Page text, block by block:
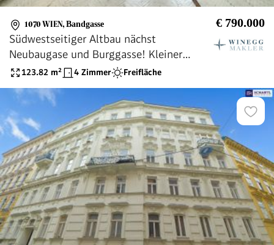
1070 WIEN, Bandgasse € 790.000
Südwestseitiger Altbau nächst
Neubaugase und Burggasse! Kleiner
Balkon in ruhigen Innenhof!
123.82 m² 4 Zimmer Freifläche